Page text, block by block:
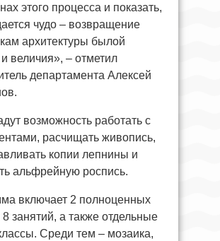
этого процесса и показать,
чудо – возвращение
архитектуры былой
величия», – отметил
департамента Алексей
возможность работать с
расчищать живопись,
копии лепнины и
альфрейную роспись.
включает 2 полноценных
8 занятий, а также отдельные
Среди тем – мозаика,